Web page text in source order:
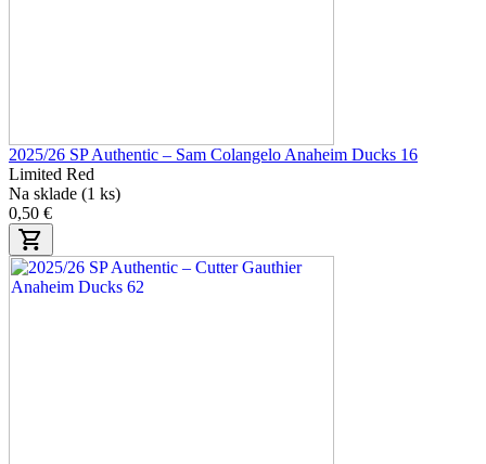
2025/26 SP Authentic – Sam Colangelo Anaheim Ducks 16
Limited Red
Na sklade (1 ks)
0,50 €